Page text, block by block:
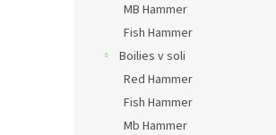
MB Hammer
Fish Hammer
Boilies v soli
Red Hammer
Fish Hammer
Mb Hammer